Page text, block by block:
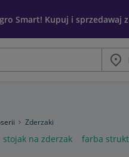
Smart! Kupuj i sprzedawaj z
Miasto
Zderzaki
stojak na zderzak farba